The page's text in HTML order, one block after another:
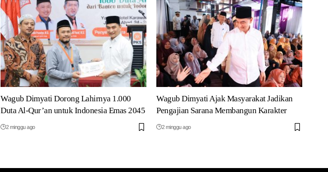
Wagub Dimyati Dorong Lahirnya 1.000
Duta Al-Qur’an untuk Indonesia Emas 2045
2 minggu ago
Wagub Dimyati Ajak Masyarakat Jadikan
Pengajian Sarana Membangun Karakter
2 minggu ago